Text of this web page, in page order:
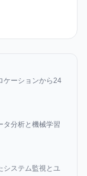
ケーションから24
タ分析と機械学習
システム監視とユ